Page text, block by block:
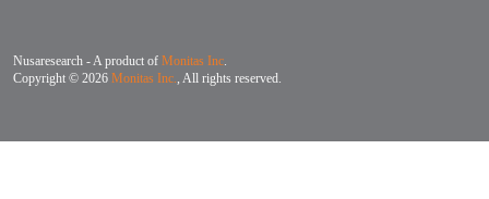
Nusaresearch - A product of Monitas Inc.
Copyright © 2026 Monitas Inc., All rights reserved.